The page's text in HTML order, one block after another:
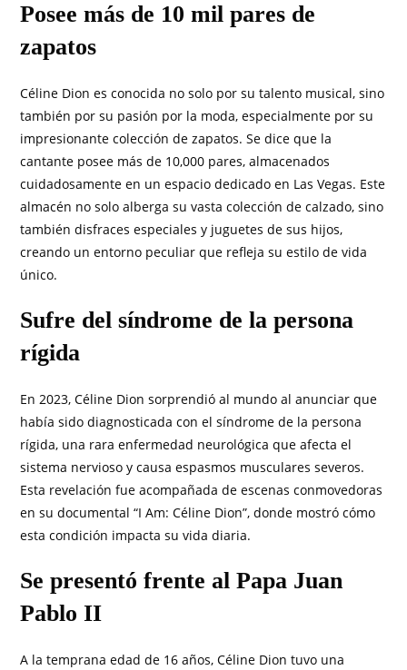
Posee más de 10 mil pares de
zapatos
Céline Dion es conocida no solo por su talento musical, sino
también por su pasión por la moda, especialmente por su
impresionante colección de zapatos. Se dice que la
cantante posee más de 10,000 pares, almacenados
cuidadosamente en un espacio dedicado en Las Vegas. Este
almacén no solo alberga su vasta colección de calzado, sino
también disfraces especiales y juguetes de sus hijos,
creando un entorno peculiar que refleja su estilo de vida
único.
Sufre del síndrome de la persona
rígida
En 2023, Céline Dion sorprendió al mundo al anunciar que
había sido diagnosticada con el síndrome de la persona
rígida, una rara enfermedad neurológica que afecta el
sistema nervioso y causa espasmos musculares severos.
Esta revelación fue acompañada de escenas conmovedoras
en su documental “I Am: Céline Dion”, donde mostró cómo
esta condición impacta su vida diaria.
Se presentó frente al Papa Juan
Pablo II
A la temprana edad de 16 años, Céline Dion tuvo una